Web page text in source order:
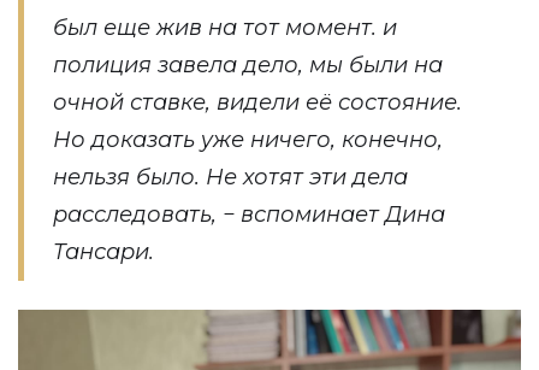
был еще жив на тот момент. и
полиция завела дело, мы были на
очной ставке, видели её состояние.
Но доказать уже ничего, конечно,
нельзя было. Не хотят эти дела
расследовать, − вспоминает Дина
Тансари.